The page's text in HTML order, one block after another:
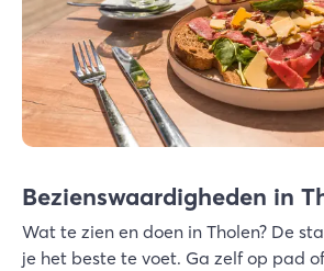
Bezienswaardigheden in
Wat te zien en doen in Tholen? De
je het beste te voet. Ga zelf op pad